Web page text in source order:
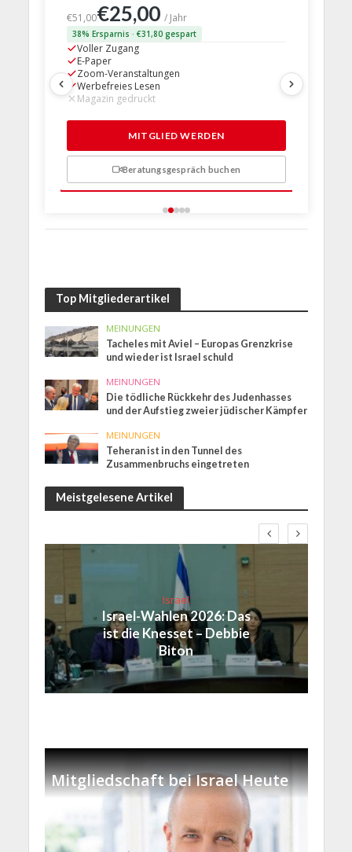
€51,00€25,00/ Jahr
38% Ersparnis · €31,80 gespart
Voller Zugang
E-Paper
Zoom-Veranstaltungen
Werbefreies Lesen
Magazin gedruckt
MITGLIED WERDEN
Beratungsgespräch buchen
Top Mitgliederartikel
MEINUNGEN
Tacheles mit Aviel – Europas Grenzkrise
und wieder ist Israel schuld
MEINUNGEN
Die tödliche Rückkehr des Judenhasses
und der Aufstieg zweier jüdischer Kämpfer
MEINUNGEN
Teheran ist in den Tunnel des
Zusammenbruchs eingetreten
Meistgelesene Artikel
Israel
Israel-Wahlen 2026: Das
ist die Knesset – Debbie
Biton
Mitgliedschaft bei Israel Heute